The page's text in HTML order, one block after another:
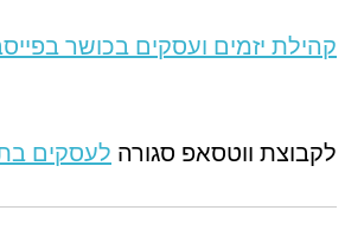
קהילת יזמים ועסקים בכושר
לקבוצת ווטסאפ סגורה לעסקים